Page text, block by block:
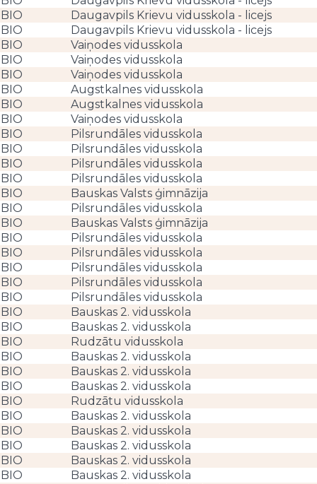
BIO
Daugavpils Krievu vidusskola - licejs
BIO
Daugavpils Krievu vidusskola - licejs
BIO
Vaiņodes vidusskola
BIO
Vaiņodes vidusskola
BIO
Vaiņodes vidusskola
BIO
Augstkalnes vidusskola
BIO
Augstkalnes vidusskola
BIO
Vaiņodes vidusskola
BIO
Pilsrundāles vidusskola
BIO
Pilsrundāles vidusskola
BIO
Pilsrundāles vidusskola
BIO
Pilsrundāles vidusskola
BIO
Bauskas Valsts ģimnāzija
BIO
Pilsrundāles vidusskola
BIO
Bauskas Valsts ģimnāzija
BIO
Pilsrundāles vidusskola
BIO
Pilsrundāles vidusskola
BIO
Pilsrundāles vidusskola
BIO
Pilsrundāles vidusskola
BIO
Pilsrundāles vidusskola
BIO
Bauskas 2. vidusskola
BIO
Bauskas 2. vidusskola
BIO
Rudzātu vidusskola
BIO
Bauskas 2. vidusskola
BIO
Bauskas 2. vidusskola
BIO
Bauskas 2. vidusskola
BIO
Rudzātu vidusskola
BIO
Bauskas 2. vidusskola
BIO
Bauskas 2. vidusskola
BIO
Bauskas 2. vidusskola
BIO
Bauskas 2. vidusskola
BIO
Bauskas 2. vidusskola